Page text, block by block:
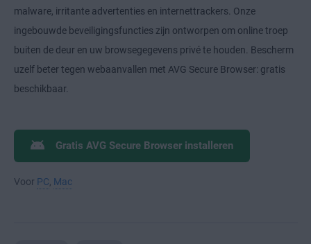
malware, irritante advertenties en internettrackers. Onze
ingebouwde beveiligingsfuncties zijn ontworpen om online troep
buiten de deur en uw browsegegevens privé te houden. Bescherm
uzelf beter tegen webaanvallen met AVG Secure Browser: gratis
beschikbaar.
Gratis AVG Secure Browser installeren
Voor PC Mac